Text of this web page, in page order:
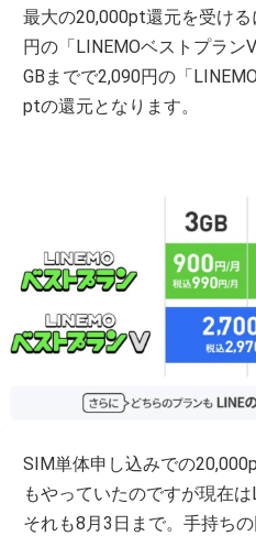
最大の20,000pt還元を受け
円の「LINEMOベストプラ
GBまでで2,090円の「
ptの還元となります。
SIM単体申し込みでの
もやっていたのですが現在は
それも8月3日まで。手持ち